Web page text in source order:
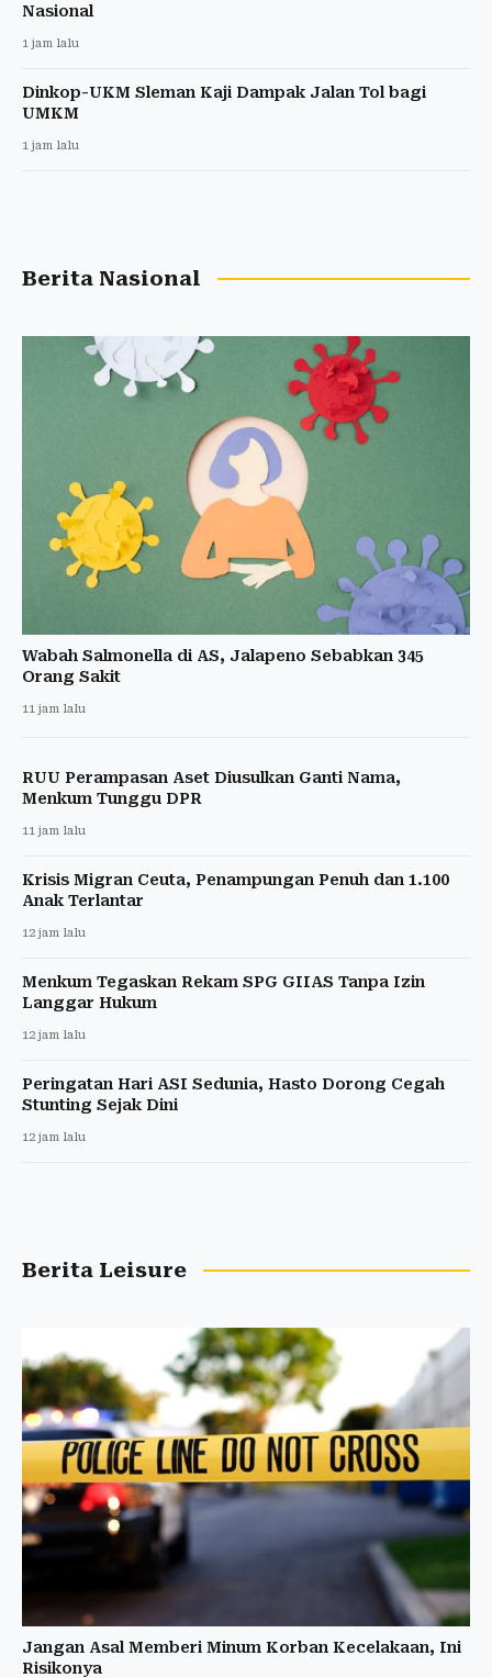
Nasional
1 jam lalu
Dinkop-UKM Sleman Kaji Dampak Jalan Tol bagi
UMKM
1 jam lalu
Berita Nasional
Wabah Salmonella di AS, Jalapeno Sebabkan 345
Orang Sakit
11 jam lalu
RUU Perampasan Aset Diusulkan Ganti Nama,
Menkum Tunggu DPR
11 jam lalu
Krisis Migran Ceuta, Penampungan Penuh dan 1.100
Anak Terlantar
12 jam lalu
Menkum Tegaskan Rekam SPG GIIAS Tanpa Izin
Langgar Hukum
12 jam lalu
Peringatan Hari ASI Sedunia, Hasto Dorong Cegah
Stunting Sejak Dini
12 jam lalu
Berita Leisure
Jangan Asal Memberi Minum Korban Kecelakaan, Ini
Risikonya